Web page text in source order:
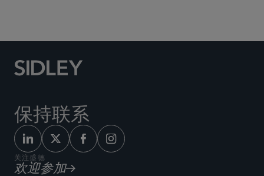
保持联系
关注盛德
欢迎参加